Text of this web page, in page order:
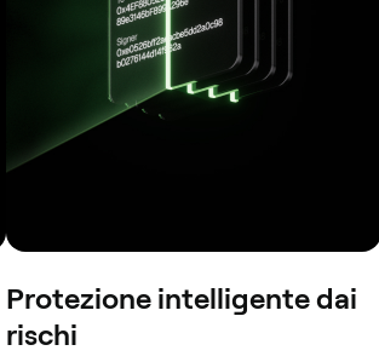
Protezione intelligente dai
rischi